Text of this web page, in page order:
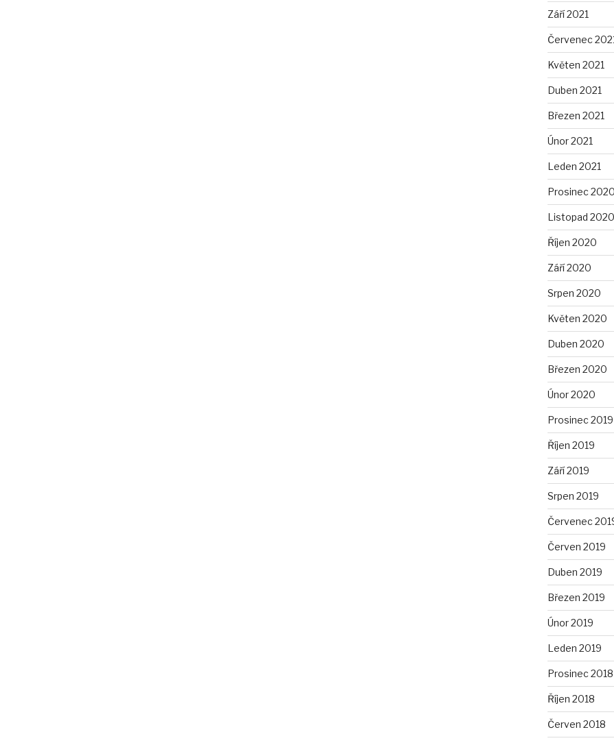
Září 2021
Červenec
Květen 2021
Duben 2021
Březen 2021
Únor 2021
Leden 2021
Prosinec
Listopad 2020
Říjen 2020
Září 2020
Srpen 2020
Květen 2020
Duben 2020
Březen 2020
Únor 2020
Prosinec 2019
Říjen 2019
Září 2019
Srpen 2019
Červenec
Červen 2019
Duben 2019
Březen 2019
Únor 2019
Leden 2019
Prosinec 2018
Říjen 2018
Červen 2018